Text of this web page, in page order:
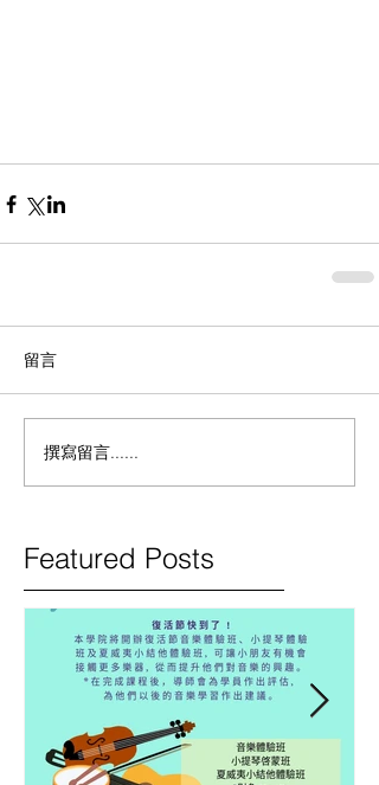
留言
撰寫留言......
Featured Posts